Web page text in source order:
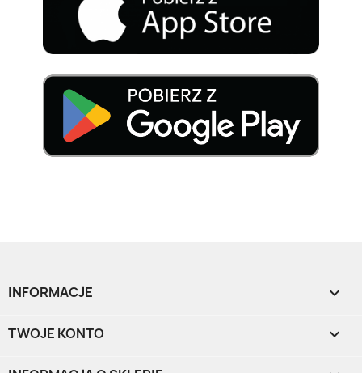
INFORMACJE 
TWOJE KONTO 